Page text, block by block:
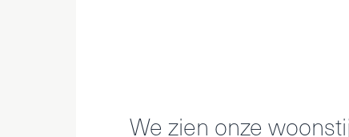
We zien onze